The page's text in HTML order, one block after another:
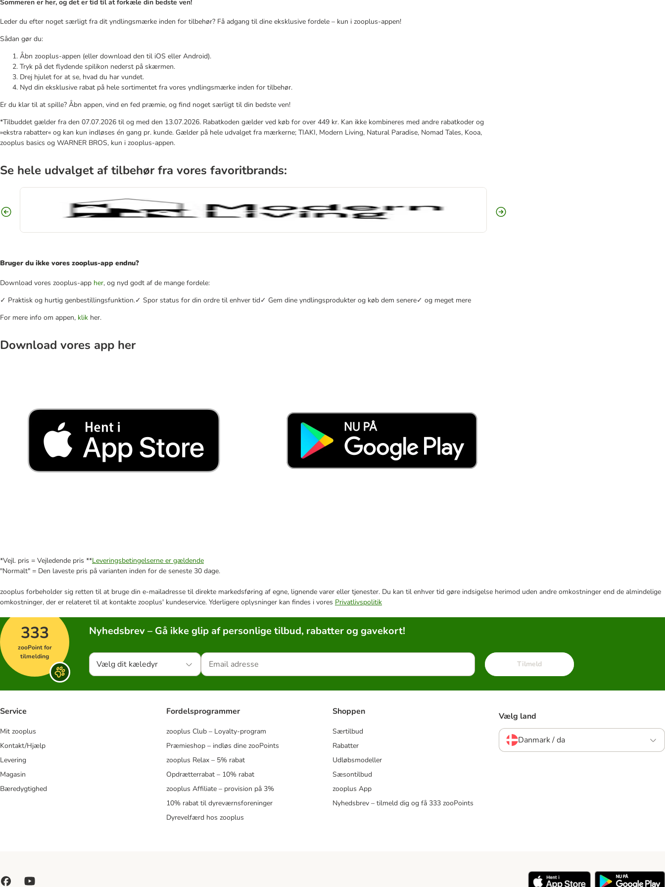
Sommeren er her, og det er tid til at forkæle din bedste ven!
Leder du efter noget særligt fra dit yndlingsmærke inden for tilbehør? Få adgang til dine eksklusive fordele – kun i zooplus-appen!
Sådan gør du:
Åbn zooplus-appen (eller download den til iOS eller Android).
Tryk på det flydende spilikon nederst på skærmen.
Drej hjulet for at se, hvad du har vundet.
Nyd din eksklusive rabat på hele sortimentet fra vores yndlingsmærke inden for tilbehør.
Er du klar til at spille? Åbn appen, vind en fed præmie, og find noget særligt til din bedste ven!
*Tilbuddet gælder fra den 07.07.2026 til og med den 13.07.2026. Rabatkoden gælder ved køb for over 449 kr. Kan ikke kombineres med andre rabatkoder og
»ekstra rabatter« og kan kun indløses én gang pr. kunde. Gælder på hele udvalget fra mærkerne; TIAKI, Modern Living, Natural Paradise, Nomad Tales, Kooa,
zooplus basics og WARNER BROS, kun i zooplus-appen.
Se hele udvalget af tilbehør fra vores favoritbrands:
Bruger du ikke vores zooplus-app endnu?
Download vores zooplus-app her, og nyd godt af de mange fordele:
✓ Praktisk og hurtig genbestillingsfunktion.✓ Spor status for din ordre til enhver tid✓ Gem dine yndlingsprodukter og køb dem senere✓ og meget mere
For mere info om appen, klik her.
Download vores app her
*Vejl. pris = Vejledende pris **Leveringsbetingelserne er gældende
"Normalt" = Den laveste pris på varianten inden for de seneste 30 dage.
zooplus forbeholder sig retten til at bruge din e-mailadresse til direkte markedsføring af egne, lignende varer eller tjenester. Du kan til enhver tid gøre indsigelse herimod uden andre omkostninger end de almindelige
omkostninger, der er relateret til at kontakte zooplus' kundeservice. Yderligere oplysninger kan findes i vores Privatlivspolitik
333
zooPoint for
tilmelding
Nyhedsbrev – Gå ikke glip af personlige tilbud, rabatter og gavekort!
Vælg dit kæledyr Tilmeld
Service
Mit zooplus
Kontakt/Hjælp
Levering
Magasin
Bæredygtighed
Fordelsprogrammer
zooplus Club – Loyalty-program
Præmieshop – indløs dine zooPoints
zooplus Relax – 5% rabat
Opdrætterrabat – 10% rabat
zooplus Affiliate – provision på 3%
10% rabat til dyreværnsforeninger
Dyrevelfærd hos zooplus
Shoppen
Særtilbud
Rabatter
Udløbsmodeller
Sæsontilbud
zooplus App
Nyhedsbrev – tilmeld dig og få 333 zooPoints
Vælg land
Danmark / da